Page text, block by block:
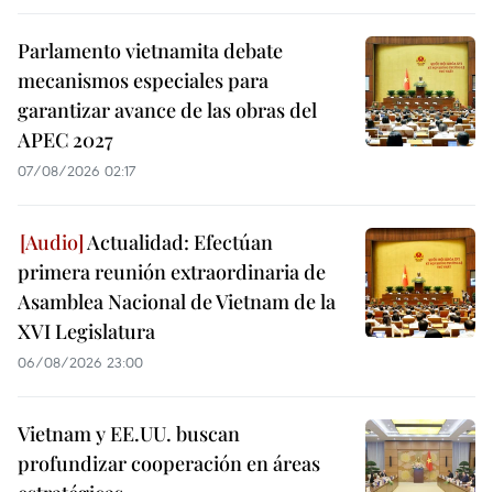
Parlamento vietnamita debate
mecanismos especiales para
garantizar avance de las obras del
APEC 2027
07/08/2026 02:17
Actualidad: Efectúan
primera reunión extraordinaria de
Asamblea Nacional de Vietnam de la
XVI Legislatura
06/08/2026 23:00
Vietnam y EE.UU. buscan
profundizar cooperación en áreas